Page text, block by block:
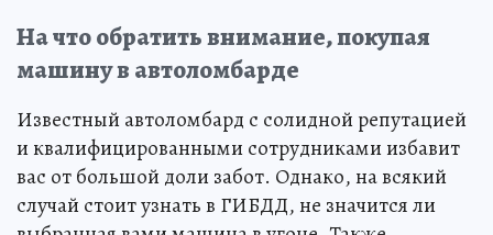
На что обратить внимание, покупая
машину в автоломбарде
Известный автоломбард с солидной репутацией
и квалифицированными сотрудниками избавит
вас от большой доли забот. Однако, на всякий
случай стоит узнать в ГИБДД, не значится ли